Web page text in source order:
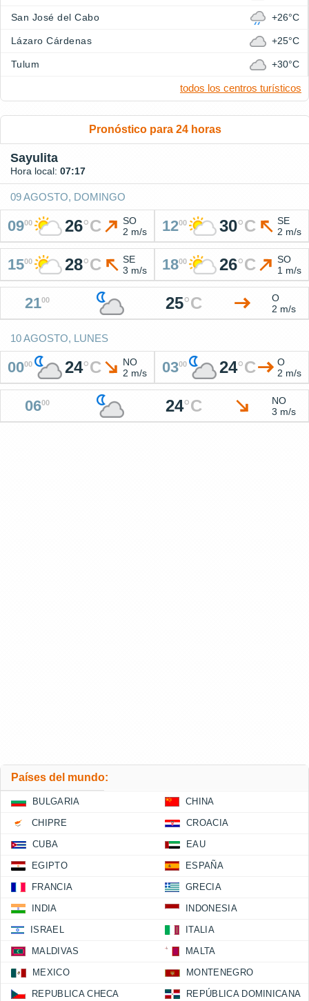
San José del Cabo +26°C
Lázaro Cárdenas +25°C
Tulum +30°C
todos los centros turísticos
Pronóstico para 24 horas
Sayulita
Hora local: 07:17
09 AGOSTO, DOMINGO
0900 26°C
SO
2 m/s
1200 30°C
SE
2 m/s
1500 28°C
SE
3 m/s
1800 26°C
SO
1 m/s
2100 25°C
O
2 m/s
10 AGOSTO, LUNES
0000 24°C
NO
2 m/s
0300 24°C
O
2 m/s
0600 24°C
NO
3 m/s
Países del mundo:
BULGARIA CHINA
CHIPRE CROACIA
CUBA EAU
EGIPTO ESPAÑA
FRANCIA GRECIA
INDIA INDONESIA
ISRAEL ITALIA
MALDIVAS MALTA
MEXICO MONTENEGRO
REPUBLICA CHECA REPÚBLICA DOMINICANA